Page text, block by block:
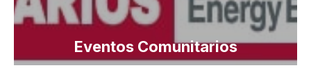
Eventos Comunitarios